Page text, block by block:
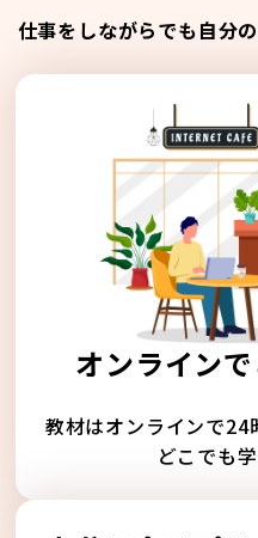
仕事をしながらでも自分
オンライン
教材はオンラインで24
どこでも